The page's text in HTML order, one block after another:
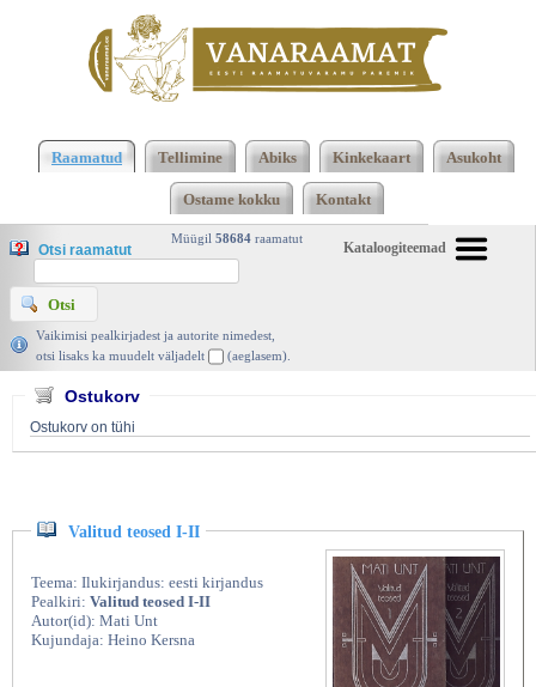
teosed I-II, Mati Unt, Eesti Raamat 1985 |
vanaraamat. ee
Raamatud Tellimine Abiks Kinkekaart Asukoht
Ostame kokku Kontakt
Kataloogiteemad
Müügil 58684 raamatut
Otsi raamatut
Vaikimisi pealkirjadest ja autorite nimedest,
otsi lisaks ka muudelt väljadelt
(aeglasem).
Ostukorv
Ostukorv on tühi
Valitud teosed I-II
Teema: Ilukirjandus: eesti kirjandus
Pealkiri: Valitud teosed I-II
Autor(id): Mati Unt
Kujundaja: Heino Kersna